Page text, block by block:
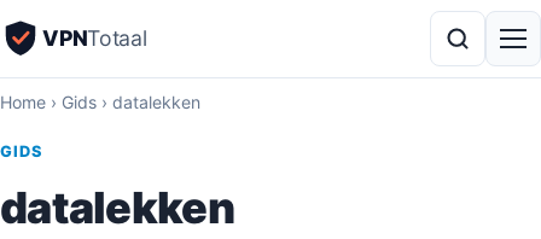
VPNTotaal
Home › Gids › datalekken
GIDS
datalekken